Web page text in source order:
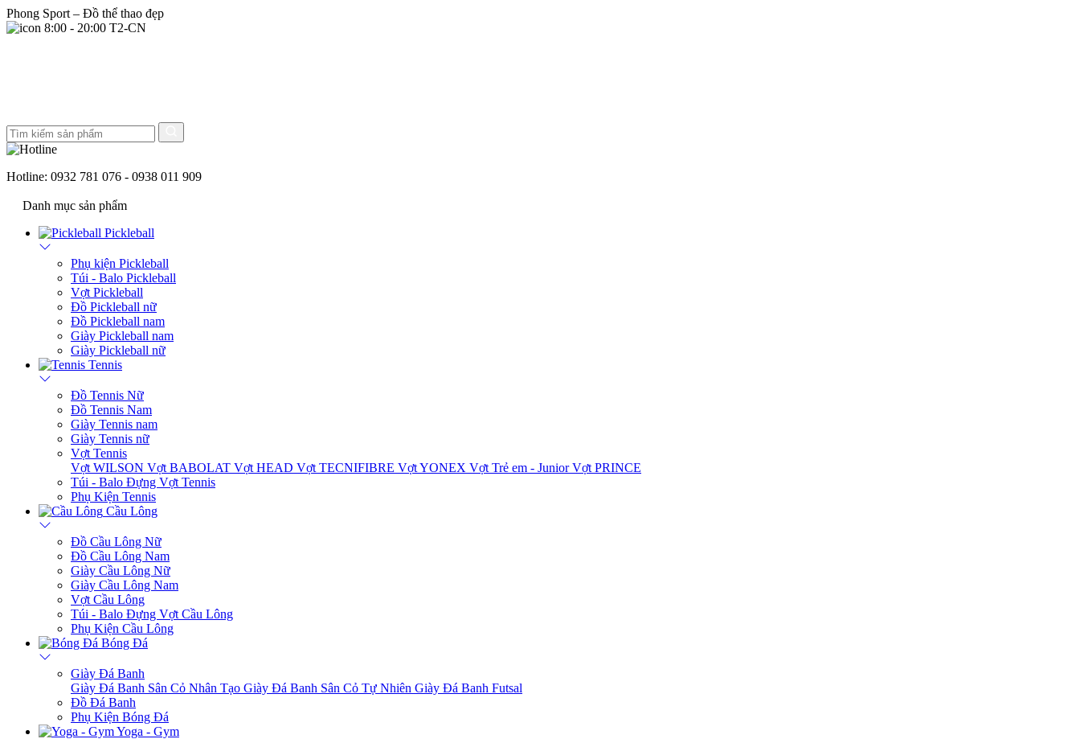
Phong Sport – Đồ thể thao đẹp
8:00 - 20:00 T2-CN
Hotline: 0932 781 076 - 0938 011 909
Danh mục sản phẩm
Pickleball
Phụ kiện Pickleball
Túi - Balo Pickleball
Vợt Pickleball
Đồ Pickleball nữ
Đồ Pickleball nam
Giày Pickleball nam
Giày Pickleball nữ
Tennis
Đồ Tennis Nữ
Đồ Tennis Nam
Giày Tennis nam
Giày Tennis nữ
Vợt Tennis
Vợt WILSON Vợt BABOLAT Vợt HEAD Vợt TECNIFIBRE Vợt YONEX Vợt Trẻ em - JuniorVợt PRINCE
Túi - Balo Đựng Vợt Tennis
Phụ Kiện Tennis
Cầu Lông
Đồ Cầu Lông Nữ
Đồ Cầu Lông Nam
Giày Cầu Lông Nữ
Giày Cầu Lông Nam
Vợt Cầu Lông
Túi - Balo Đựng Vợt Cầu Lông
Phụ Kiện Cầu Lông
Bóng Đá
Giày Đá Banh
Giày Đá Banh Sân Cỏ Nhân Tạo Giày Đá Banh Sân Cỏ Tự Nhiên Giày Đá Banh Futsal
Đồ Đá Banh
Phụ Kiện Bóng Đá
Yoga - Gym